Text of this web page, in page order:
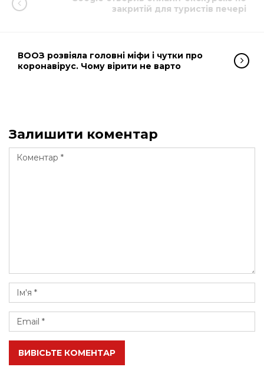
закритій для туристів печері
ВООЗ розвіяла головні міфи і чутки про
коронавірус. Чому вірити не варто
Залишити коментар
ВИВІСЬТЕ КОМЕНТАР